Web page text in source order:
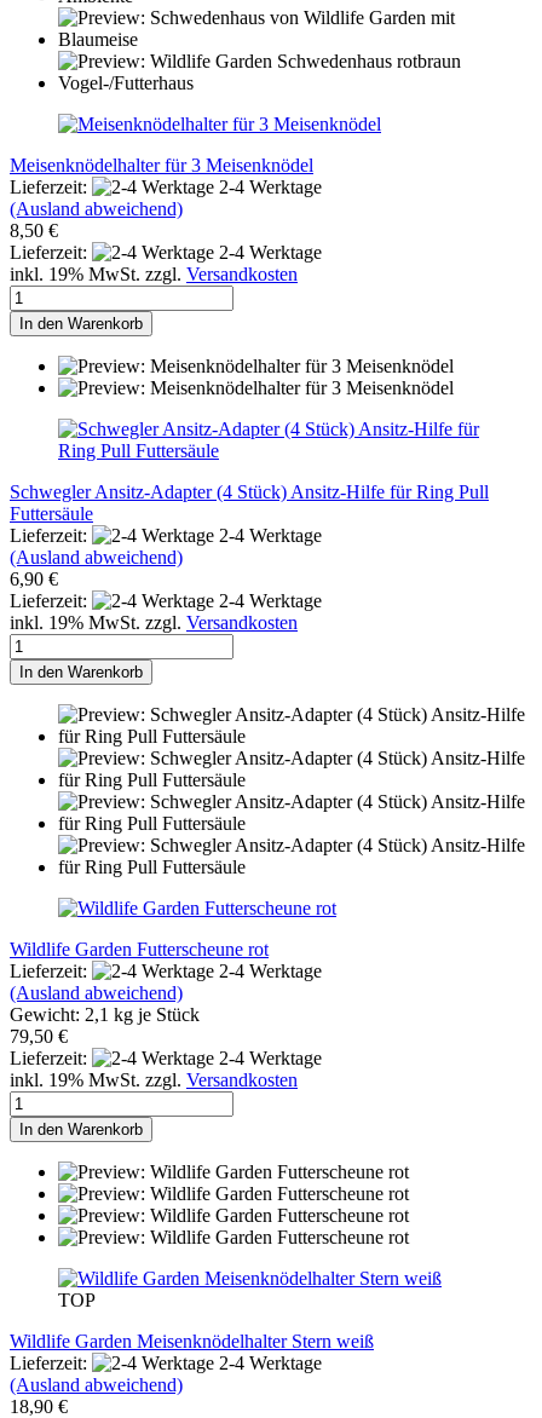
Meisenknödelhalter für 3 Meisenknödel
Lieferzeit:
2-4 Werktage
(Ausland abweichend)
8,50 €
Lieferzeit:
2-4 Werktage
inkl. 19% MwSt. zzgl. Versandkosten
In den Warenkorb
Schwegler Ansitz-Adapter (4 Stück) Ansitz-Hilfe für Ring Pull
Futtersäule
Lieferzeit:
2-4 Werktage
(Ausland abweichend)
6,90 €
Lieferzeit:
2-4 Werktage
inkl. 19% MwSt. zzgl. Versandkosten
In den Warenkorb
Wildlife Garden Futterscheune rot
Lieferzeit:
2-4 Werktage
(Ausland abweichend)
Gewicht: 2,1 kg je Stück
79,50 €
Lieferzeit:
2-4 Werktage
inkl. 19% MwSt. zzgl. Versandkosten
In den Warenkorb
TOP
Wildlife Garden Meisenknödelhalter Stern weiß
Lieferzeit:
2-4 Werktage
(Ausland abweichend)
18,90 €